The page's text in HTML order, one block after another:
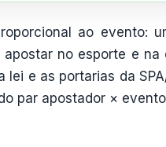
ao evento:
apostar no esporte e
lei e as portarias da
par apostador ×